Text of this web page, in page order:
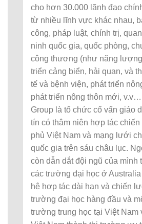
cho hơn 30.000 lãnh đạo
từ nhiều lĩnh vực khác nhau,
công, pháp luật, chính trị,
ninh quốc gia, quốc phòng,
công thương (như năng
triển cảng biển, hải quan, và
tế và bệnh viện, phát triển
phát triển nông thôn mới,
Group là tổ chức cố vấn giáo
tín có thâm niên hợp tác
phủ Việt Nam và mạng lưới
quốc gia trên sáu châu lục.
còn dẫn dắt đội ngũ của mình
các trường đại học ở
hệ hợp tác dài hạn và chiến
trường đại học hàng đầu và
trường trung học tại Việt Nam